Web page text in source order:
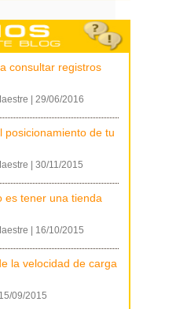
consultar registros
29/06/2016
posicionamiento de tu
30/11/2015
es tener una tienda
16/10/2015
la velocidad de carga
15/09/2015